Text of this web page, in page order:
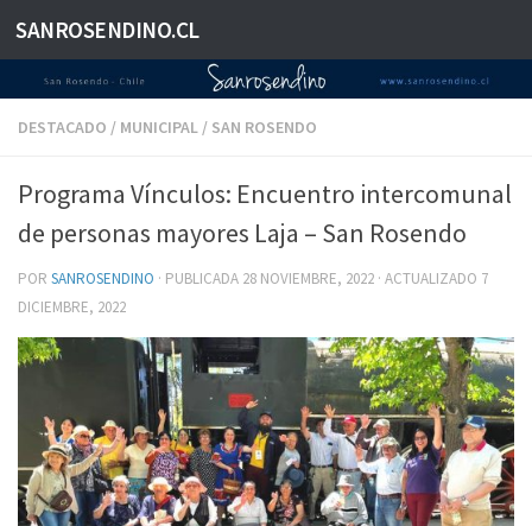
Saltar al contenido
SANROSENDINO.CL
DESTACADO / MUNICIPAL / SAN ROSENDO
Programa Vínculos: Encuentro intercomunal
de personas mayores Laja – San Rosendo
POR SANROSENDINO · PUBLICADA 28 NOVIEMBRE, 2022 · ACTUALIZADO 7
DICIEMBRE, 2022